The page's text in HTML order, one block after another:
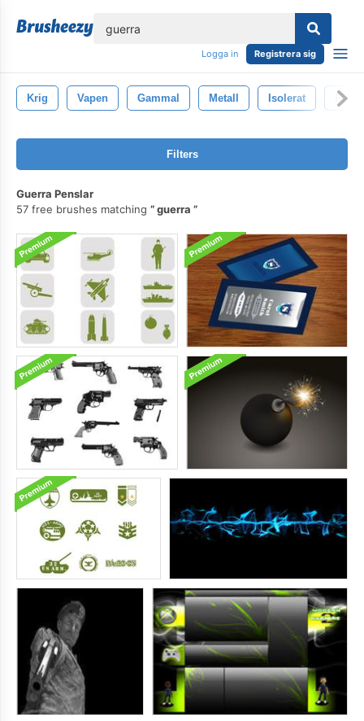
Logga in Registrera sig
Krig Vapen Gammal Metall Isolerat
Filters
Guerra Penslar
57 free brushes matching
guerra